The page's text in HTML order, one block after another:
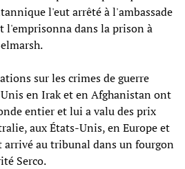
l'eut arrêté à l'ambassade
l'emprisonna dans la prison à
sur les crimes de guerre
en Irak et en Afghanistan ont
entier et lui a valu des prix
aux États-Unis, en Europe et
au tribunal dans un fourgon
Serco.